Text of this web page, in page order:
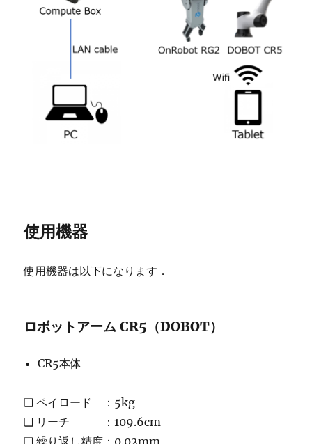
使用機器
使用機器は以下になります．
ロボットアーム CR5（DOBOT）
CR5本体
❑ ペイロード ：5kg
❑ リーチ ：109.6cm
❑ 繰り返し精度：0.02mm